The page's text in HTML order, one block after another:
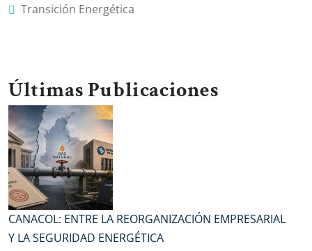
Transición Energética
Últimas Publicaciones
CANACOL: ENTRE LA REORGANIZACIÓN EMPRESARIAL
Y LA SEGURIDAD ENERGÉTICA